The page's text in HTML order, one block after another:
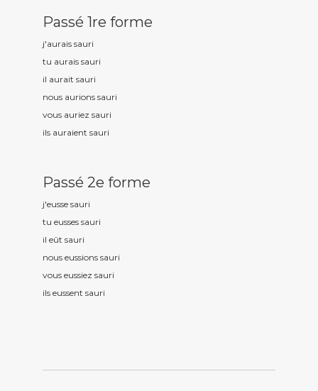
Passé 1re forme
j'aurais sauri
tu aurais sauri
il aurait sauri
nous aurions sauri
vous auriez sauri
ils auraient sauri
Passé 2e forme
j'eusse sauri
tu eusses sauri
il eût sauri
nous eussions sauri
vous eussiez sauri
ils eussent sauri